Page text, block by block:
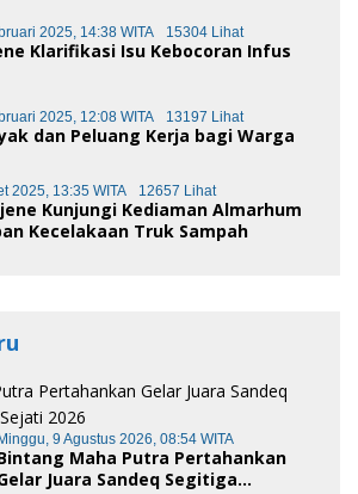
2025, 14:38 WITA 15304 Lihat
Klarifikasi Isu Kebocoran Infus
2025, 12:08 WITA 13197 Lihat
dan Peluang Kerja bagi Warga
2025, 13:35 WITA 12657 Lihat
Kunjungi Kediaman Almarhum
Kecelakaan Truk Sampah
9 Agustus 2026, 08:54 WITA
Maha Putra Pertahankan
Juara Sandeq Segitiga